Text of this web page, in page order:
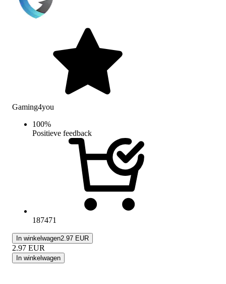
Gaming4you
100%
Positieve feedback
187471
In winkelwagen2.97 EUR
2.97 EUR
In winkelwagen